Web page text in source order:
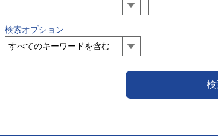
検索オプション